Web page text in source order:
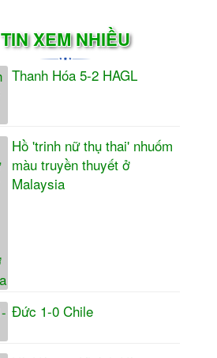
TIN XEM NHIỀU
Thanh Hóa 5-2 HAGL
Hồ 'trinh nữ thụ thai' nhuốm
màu truyền thuyết ở
Malaysia
Đức 1-0 Chile